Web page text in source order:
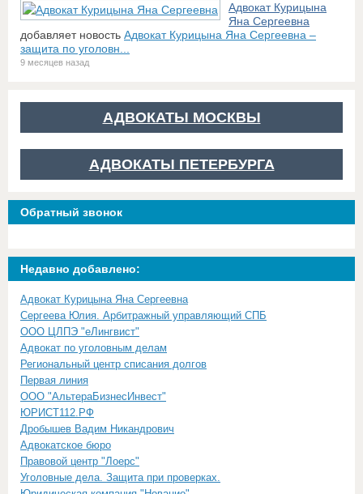
Адвокат Курицына
Яна Сергеевна
добавляет новость Адвокат Курицына Яна Сергеевна –
защита по уголовн...
9 месяцев назад
АДВОКАТЫ МОСКВЫ
АДВОКАТЫ ПЕТЕРБУРГА
Обратный звонок
Недавно добавлено:
Адвокат Курицына Яна Сергеевна
Сергеева Юлия. Арбитражный управляющий СПБ
ООО ЦЛПЭ "еЛингвист"
Адвокат по уголовным делам
Региональный центр списания долгов
Первая линия
ООО "АльтераБизнесИнвест"
ЮРИСТ112.РФ
Дробышев Вадим Никандрович
Адвокатское бюро
Правовой центр "Лоерс"
Уголовные дела. Защита при проверках.